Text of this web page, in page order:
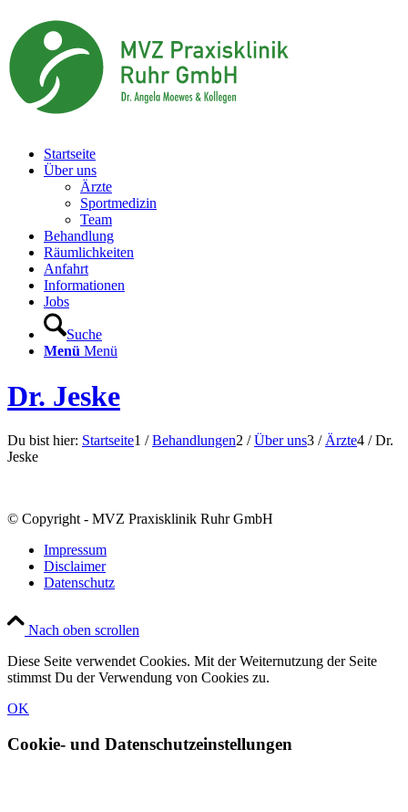
Startseite
Über uns
Ärzte
Sportmedizin
Team
Behandlung
Räumlichkeiten
Anfahrt
Informationen
Jobs
Suche
Menü Menü
Dr. Jeske
Du bist hier: Startseite1 / Behandlungen2 / Über uns3 / Ärzte4 / Dr.
Jeske
© Copyright - MVZ Praxisklinik Ruhr GmbH
Impressum
Disclaimer
Datenschutz
Nach oben scrollen
Diese Seite verwendet Cookies. Mit der Weiternutzung der Seite
stimmst Du der Verwendung von Cookies zu.
OK
Cookie- und Datenschutzeinstellungen